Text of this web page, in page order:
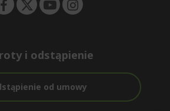
i odstąpienie
od umowy